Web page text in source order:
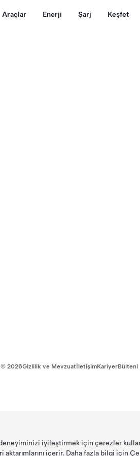
Araçlar Enerji Şarj Keşfet
© 2026Gizlilik ve MevzuatİletişimKariyerBülteni
iyileştirmek için çerezler
aktarımlarını içerir. Daha fazla bilgi için